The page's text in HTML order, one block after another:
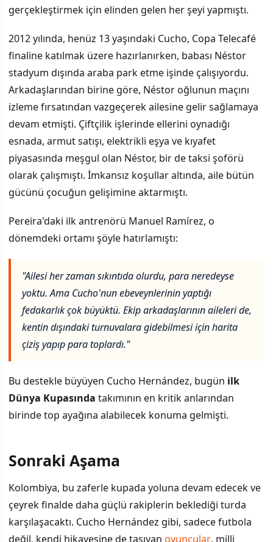
gerçekleştirmek için elinden gelen her şeyi yapmıştı.
2012 yılında, henüz 13 yaşındaki Cucho, Copa Telecafé
finaline katılmak üzere hazırlanırken, babası Néstor
stadyum dışında araba park etme işinde çalışıyordu.
Arkadaşlarından birine göre, Néstor oğlunun maçını
izleme fırsatından vazgeçerek ailesine gelir sağlamaya
devam etmişti. Çiftçilik işlerinde ellerini oynadığı
esnada, armut satışı, elektrikli eşya ve kıyafet
piyasasında meşgul olan Néstor, bir de taksi şoförü
olarak çalışmıştı. İmkansız koşullar altında, aile bütün
gücünü çocuğun gelişimine aktarmıştı.
Pereira'daki ilk antrenörü Manuel Ramírez, o
dönemdeki ortamı şöyle hatırlamıştı:
"Ailesi her zaman sıkıntıda olurdu, para neredeyse
yoktu. Ama Cucho'nun ebeveynlerinin yaptığı
fedakarlık çok büyüktü. Ekip arkadaşlarının aileleri de,
kentin dışındaki turnuvalara gidebilmesi için harita
çiziş yapıp para toplardı."
Bu destekle büyüyen Cucho Hernández, bugün ilk
Dünya Kupasında takımının en kritik anlarından
birinde top ayağına alabilecek konuma gelmişti.
Sonraki Aşama
Kolombiya, bu zaferle kupada yoluna devam edecek ve
çeyrek finalde daha güçlü rakiplerin beklediği turda
karşılaşacaktı. Cucho Hernández gibi, sadece futbola
değil, kendi hikayesine de taşıyan oyuncular, milli